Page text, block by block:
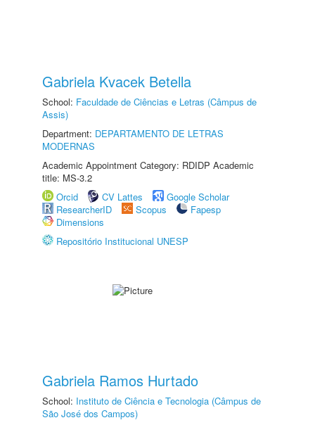
Gabriela Kvacek Betella
School: Faculdade de Ciências e Letras (Câmpus de
Assis)
Department: DEPARTAMENTO DE LETRAS
MODERNAS
Academic Appointment Category: RDIDP Academic
title: MS-3.2
Orcid
CV Lattes
Google Scholar
ResearcherID
Scopus
Fapesp
Dimensions
Repositório Institucional UNESP
Gabriela Ramos Hurtado
School: Instituto de Ciência e Tecnologia (Câmpus de
São José dos Campos)